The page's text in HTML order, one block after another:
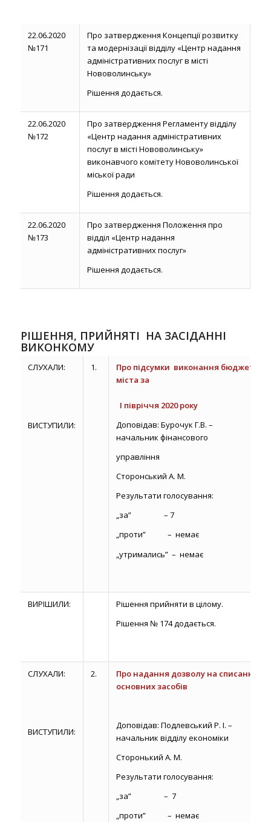
22.06.2020
№171
Про затвердження Концепції розвитку
та модернізації відділу «Центр надання
адміністративних послуг в місті
Нововолинську»
Рішення додається.
22.06.2020
№172
Про затвердження Регламенту відділу
«Центр надання адміністративних
послуг в місті Нововолинську»
виконавчого комітету Нововолинської
міської ради
Рішення додається.
22.06.2020
№173
Про затвердження Положення про
відділ «Центр надання
адміністративних послуг»
Рішення додається.
РІШЕННЯ, ПРИЙНЯТІ НА ЗАСІДАННІ
ВИКОНКОМУ
СЛУХАЛИ:
ВИСТУПИЛИ:
1.
Про підсумки виконання бюджету
міста за
І півріччя 2020 року
Доповідав: Бурочук Г.В. –
начальник фінансового
управління
Сторонський А. М.
Результати голосування:
„за” – 7
„проти” – немає
„утримались” – немає
ВИРІШИЛИ:
Рішення прийняти в цілому.
Рішення № 174 додається.
СЛУХАЛИ:
ВИСТУПИЛИ:
2.
Про надання дозволу на списання
основних засобів
Доповідав: Подлевський Р. І. –
начальник відділу економіки
Сторонький А. М.
Результати голосування:
„за” – 7
„проти” – немає